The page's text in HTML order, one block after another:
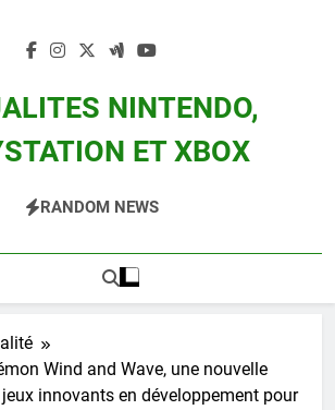
NINTENDO,
ET XBOX
Splatoon, Pokemon Entre Autres
RANDOM NEWS
Wind and Wave, une nouvelle
innovants en développement pour